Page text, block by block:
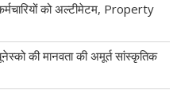
को अल्टीमेटम, Property
की मानवता की अमूर्त सांस्कृतिक